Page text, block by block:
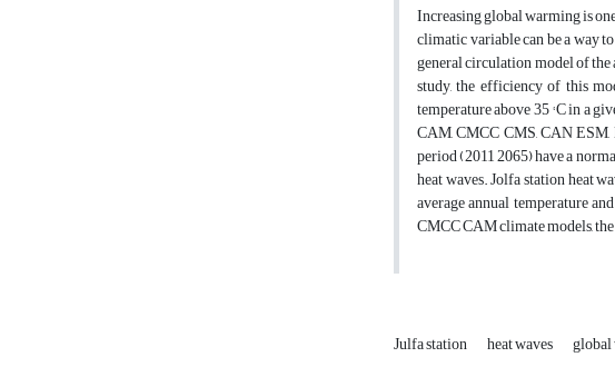
Increasing global warming is
climatic variable can be a way
general circulation model of
study, the efficiency of this
temperature above 35 ° C in a
CAM, CMCC CMS, CAN
period (2011 2065) have a
heat waves. Jolfa station heat
average annual temperature
CMCC CAM climate models,
Julfa station heat waves